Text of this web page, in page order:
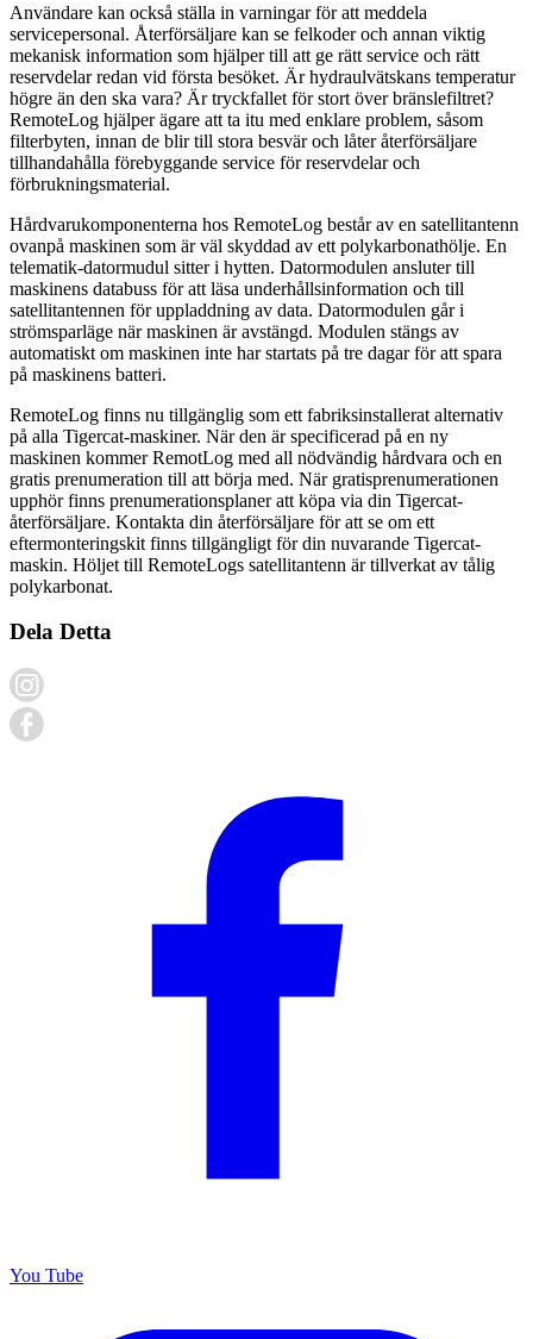
Användare kan också ställa in varningar för att meddela
servicepersonal. Återförsäljare kan se felkoder och annan viktig
mekanisk information som hjälper till att ge rätt service och rätt
reservdelar redan vid första besöket. Är hydraulvätskans temperatur
högre än den ska vara? Är tryckfallet för stort över bränslefiltret?
RemoteLog hjälper ägare att ta itu med enklare problem, såsom
filterbyten, innan de blir till stora besvär och låter återförsäljare
tillhandahålla förebyggande service för reservdelar och
förbrukningsmaterial.
Hårdvarukomponenterna hos RemoteLog består av en satellitantenn
ovanpå maskinen som är väl skyddad av ett polykarbonathölje. En
telematik-datormudul sitter i hytten. Datormodulen ansluter till
maskinens databuss för att läsa underhållsinformation och till
satellitantennen för uppladdning av data. Datormodulen går i
strömsparläge när maskinen är avstängd. Modulen stängs av
automatiskt om maskinen inte har startats på tre dagar för att spara
på maskinens batteri.
RemoteLog finns nu tillgänglig som ett fabriksinstallerat alternativ
på alla Tigercat-maskiner. När den är specificerad på en ny
maskinen kommer RemotLog med all nödvändig hårdvara och en
gratis prenumeration till att börja med. När gratisprenumerationen
upphör finns prenumerationsplaner att köpa via din Tigercat-
återförsäljare. Kontakta din återförsäljare för att se om ett
eftermonteringskit finns tillgängligt för din nuvarande Tigercat-
maskin. Höljet till RemoteLogs satellitantenn är tillverkat av tålig
polykarbonat.
Dela Detta
You Tube